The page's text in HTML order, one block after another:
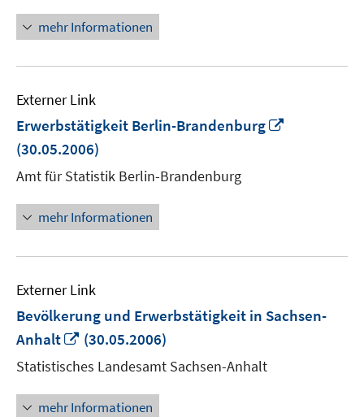
mehr Informationen
Externer Link
Erwerbstätigkeit Berlin-Brandenburg
(30.05.2006)
Amt für Statistik Berlin-Brandenburg
mehr Informationen
Externer Link
Bevölkerung und Erwerbstätigkeit in Sachsen-
Anhalt
In
neuem
Fenster
öffnen
(30.05.2006)
Statistisches Landesamt Sachsen-Anhalt
mehr Informationen